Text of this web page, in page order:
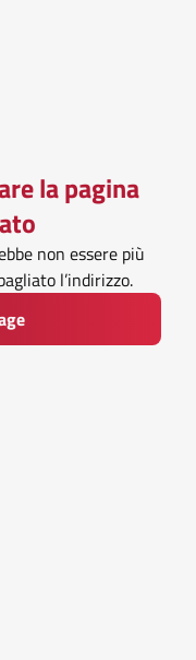
la pagina
non essere più
l’indirizzo.